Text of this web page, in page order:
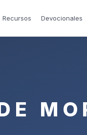
Recursos Devocionales